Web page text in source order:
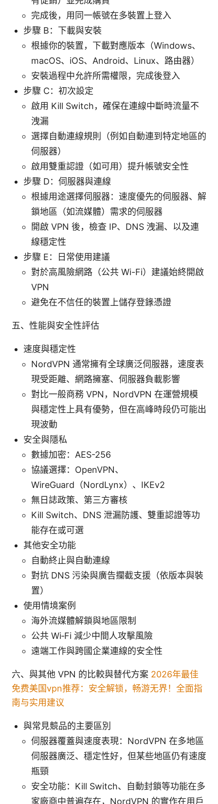
完成後，用同一帳號在多裝置上登入
步驟 B：下載與安裝
根據你的裝置，下載對應版本（Windows、
macOS、iOS、Android、Linux、路由器）
安裝過程中允許所需權限，完成後登入
步驟 C：初次設定
啟用 Kill Switch，確保在連線中斷時流量不
洩漏
選擇自動連線規則（例如自動連到特定地區的
伺服器）
啟用雙重認證（如可用）提升帳號安全性
步驟 D：伺服器與連線
根據用途選擇伺服器：速度優先的伺服器、解
鎖地區（如流媒體）需求的伺服器
開啟 VPN 後，檢查 IP、DNS 洩漏、以及連
線穩定性
步驟 E：日常使用建議
對於高風險網路（公共 Wi-Fi）建議始終開啟
VPN
避免在不信任的裝置上儲存登錄憑證
五、性能與安全性評估
速度與穩定性
NordVPN 通常擁有全球廣泛伺服器，速度表
現受距離、網路擁塞、伺服器負載影響
對比一般商務 VPN，NordVPN 在運營規模
與穩定性上具有優勢，但在高峰時段仍可能出
現波動
安全與隱私
數據加密：AES-256
協議選擇：OpenVPN、
WireGuard（NordLynx）、IKEv2
無日誌政策、第三方審核
Kill Switch、DNS 泄漏防護、雙重認證等功
能存在或可選
其他安全功能
自動終止與自動連線
對抗 DNS 污染與廣告攔截支援（依版本與裝
置）
使用情境案例
海外流媒體解鎖與地區限制
公共 Wi‑Fi 減少中間人攻擊風險
遠端工作與跨國企業連線的安全性
六、與其他 VPN 的比較與替代方案 2026年最佳
免费美国vpn推荐：安全解锁，畅游无界！全面指
南与实用建议
與常見競品的主要區別
伺服器覆蓋與速度表現：NordVPN 在多地區
伺服器廣泛、穩定性好，但某些地區仍有速度
瓶頸
安全功能：Kill Switch、自動封鎖等功能在多
家廠商中普遍存在，NordVPN 的實作在用戶